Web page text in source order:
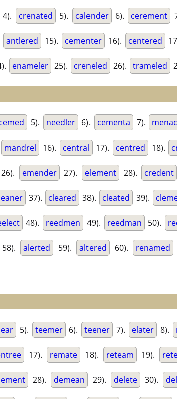
4). crenated 5). calender 6). cerement
antlered 15). cementer 16). centered
enameler 25). creneled 26). trameled
5). needler 6). cementa 7).
mandrel 16). central 17). centred 18).
26). emender 27). element 28). credent
37). cleared 38). cleated 39).
48). reedmen 49). reedman 50).
58). alerted 59). altered 60). renamed
5). teemer 6). teener 7). elater 8).
17). remate 18). reteam 19).
28). demean 29). delete 30).